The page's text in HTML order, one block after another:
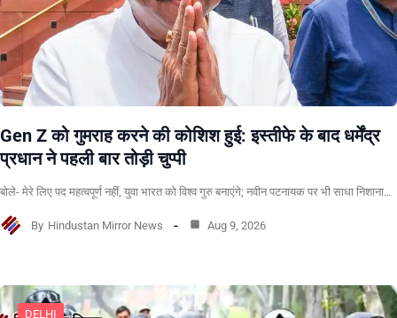
Gen Z को गुमराह करने की कोशिश हुई: इस्तीफे के बाद धर्मेंद्र
प्रधान ने पहली बार तोड़ी चुप्पी
बोले- मेरे लिए पद महत्वपूर्ण नहीं, युवा भारत को विश्व गुरु बनाएंगे; नवीन पटनायक पर भी साधा निशाना…
By Hindustan Mirror News Aug 9, 2026
DELHI